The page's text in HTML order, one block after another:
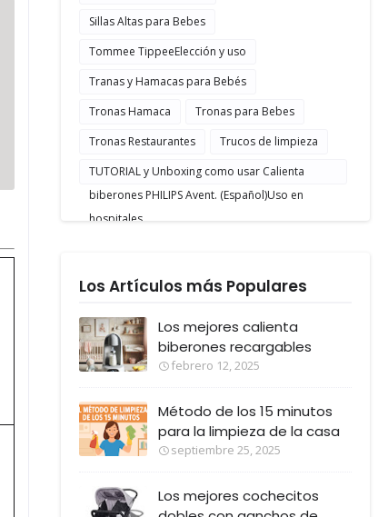
Sillas Altas para Bebes
Tommee TippeeElección y uso
Tranas y Hamacas para Bebés
Tronas Hamaca
Tronas para Bebes
Tronas Restaurantes
Trucos de limpieza
TUTORIAL y Unboxing como usar Calienta
biberones PHILIPS Avent. (Español)Uso en
hospitales
Los Artículos más Populares
Los mejores calienta
biberones recargables
febrero 12, 2025
Método de los 15 minutos
para la limpieza de la casa
septiembre 25, 2025
Los mejores cochecitos